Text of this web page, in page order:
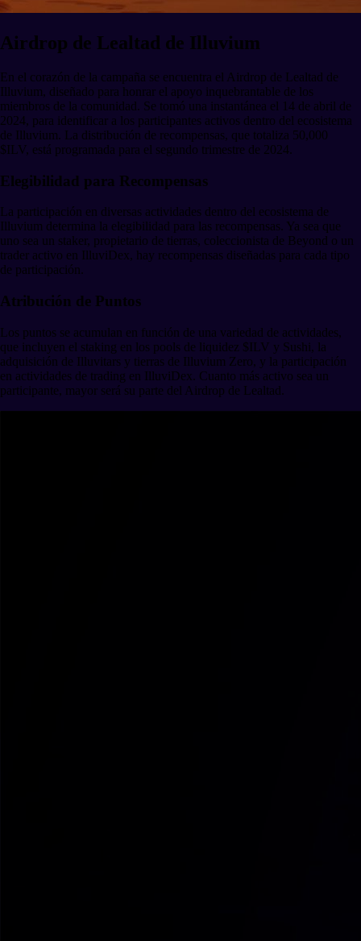
Airdrop de Lealtad de Illuvium
En el corazón de la campaña se encuentra el Airdrop de Lealtad de
Illuvium, diseñado para honrar el apoyo inquebrantable de los
miembros de la comunidad. Se tomó una instantánea el 14 de abril de
2024, para identificar a los participantes activos dentro del ecosistema
de Illuvium. La distribución de recompensas, que totaliza 50,000
$ILV, está programada para el segundo trimestre de 2024.
Elegibilidad para Recompensas
La participación en diversas actividades dentro del ecosistema de
Illuvium determina la elegibilidad para las recompensas. Ya sea que
uno sea un staker, propietario de tierras, coleccionista de Beyond o un
trader activo en IlluviDex, hay recompensas diseñadas para cada tipo
de participación.
Atribución de Puntos
Los puntos se acumulan en función de una variedad de actividades,
que incluyen el staking en los pools de liquidez $ILV y Sushi, la
adquisición de Illuvitars y tierras de Illuvium Zero, y la participación
en actividades de trading en IlluviDex. Cuanto más activo sea un
participante, mayor será su parte del Airdrop de Lealtad.